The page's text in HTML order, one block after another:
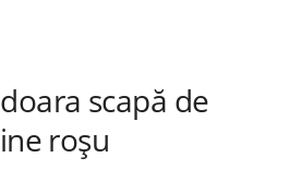
scapă de
roșu